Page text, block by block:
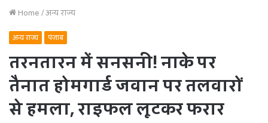
Home/अन्य राज्य
अन्य राज्य पंजाब
तरनतारन में सनसनी! नाके पर
तैनात होमगार्ड जवान पर तलवारों
से हमला, राइफल लूटकर फरार